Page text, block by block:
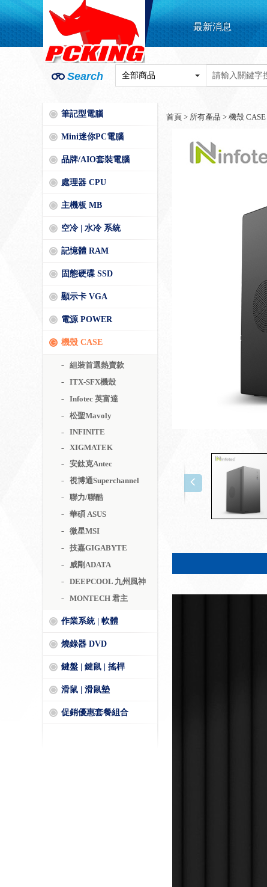
最新消息
Search
筆記型電腦
Mini迷你PC電腦
品牌/AIO套裝電腦
處理器 CPU
主機板 MB
空冷 | 水冷 系統
記憶體 RAM
固態硬碟 SSD
顯示卡 VGA
電源 POWER
機殼 CASE
組裝首選熱賣款
ITX-SFX機殼
Infotec 英富達
松聖Mavoly
INFINITE
XIGMATEK
安鈦克Antec
視博通Superchannel
聯力/聯酷
華碩 ASUS
微星MSI
技嘉GIGABYTE
威剛ADATA
DEEPCOOL 九州風神
MONTECH 君主
作業系統 | 軟體
燒錄器 DVD
鍵盤 | 鍵鼠 | 搖桿
滑鼠 | 滑鼠墊
促銷優惠套餐組合
首頁 > 所有產品 > 機殼 CASE